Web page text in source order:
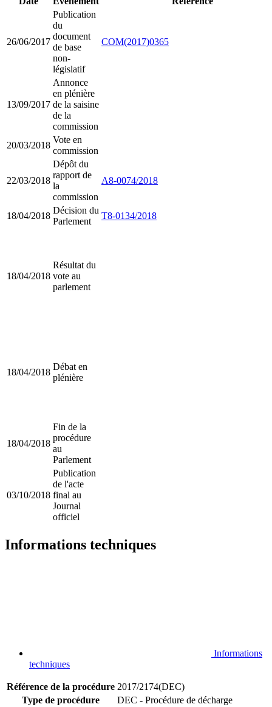
26/06/2017
Publication
du
document
de base
non-
législatif
COM(2017)0365
13/09/2017
Annonce
en plénière
de la saisine
de la
commission
20/03/2018
Vote en
commission
22/03/2018
Dépôt du
rapport de
la
commission
A8-0074/2018
18/04/2018
Décision du
Parlement
T8-0134/2018
18/04/2018
Résultat du
vote au
parlement
18/04/2018
Débat en
plénière
18/04/2018
Fin de la
procédure
au
Parlement
03/10/2018
Publication
de l'acte
final au
Journal
officiel
Informations techniques
Informations
techniques
Référence de la procédure 2017/2174(DEC)
Type de procédure
DEC - Procédure de décharge